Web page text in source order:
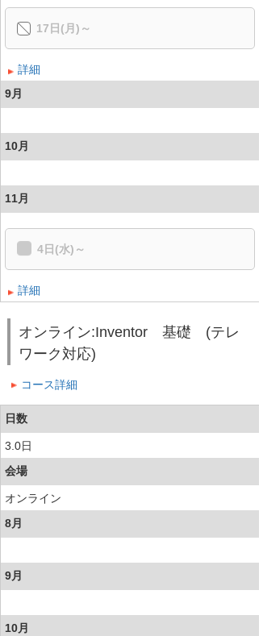
17日(月)～
詳細
9月
10月
11月
4日(水)～
詳細
オンライン:Inventor 基礎 (テレ
ワーク対応)
コース詳細
日数
3.0日
会場
オンライン
8月
9月
10月